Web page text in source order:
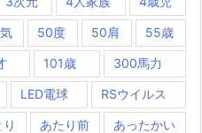
50度 50肩 55歳
101歳 300馬力
LED電球 RSウイルス
あたり前 あったかい